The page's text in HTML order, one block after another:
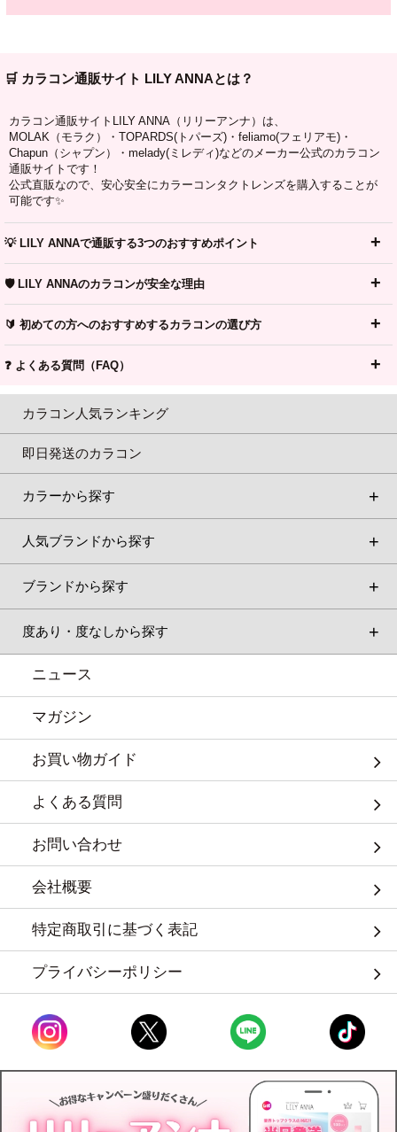
🛒 カラコン通販サイト LILY ANNAとは？
カラコン通販サイトLILY ANNA（リリーアンナ）は、
MOLAK（モラク）・TOPARDS(トパーズ)・feliamo(フェリアモ)・
Chapun（シャプン）・melady(ミレディ)などのメーカー公式のカラコン
通販サイトです！
公式直販なので、安心安全にカラーコンタクトレンズを購入することが
可能です✨
💡 LILY ANNAで通販する3つのおすすめポイント
🛡️ LILY ANNAのカラコンが安全な理由
🔰 初めての方へのおすすめするカラコンの選び方
❓ よくある質問（FAQ）
カラコン人気ランキング
即日発送のカラコン
カラーから探す
人気ブランドから探す
ブランドから探す
度あり・度なしから探す
ニュース
マガジン
お買い物ガイド
よくある質問
お問い合わせ
会社概要
特定商取引に基づく表記
プライバシーポリシー